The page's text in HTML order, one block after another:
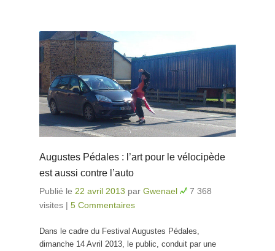
Augustes Pédales : l’art pour le vélocipède
est aussi contre l’auto
Publié le 22 avril 2013 par Gwenael
7 368
visites | 5 Commentaires
Dans le cadre du Festival Augustes Pédales,
dimanche 14 Avril 2013, le public, conduit par une